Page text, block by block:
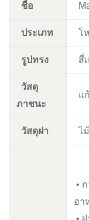
ชื่อ
ประเภท โ
รูปทรง สี่
วัสดุ
ภาชนะ
แ
วัสดุฝา ไ
•
อา